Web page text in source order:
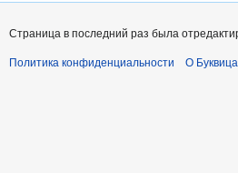
Страница в последний раз была
Политика конфиденциальности О Буквица